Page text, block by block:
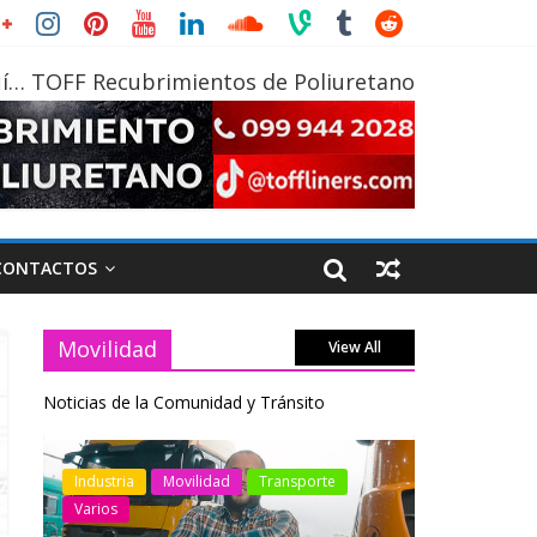
TOFF Recubrimientos de Poliuretano
Movilidad View All
Noticias de la Comunidad y Tránsito
Industria Movilidad
Transporte
Varios